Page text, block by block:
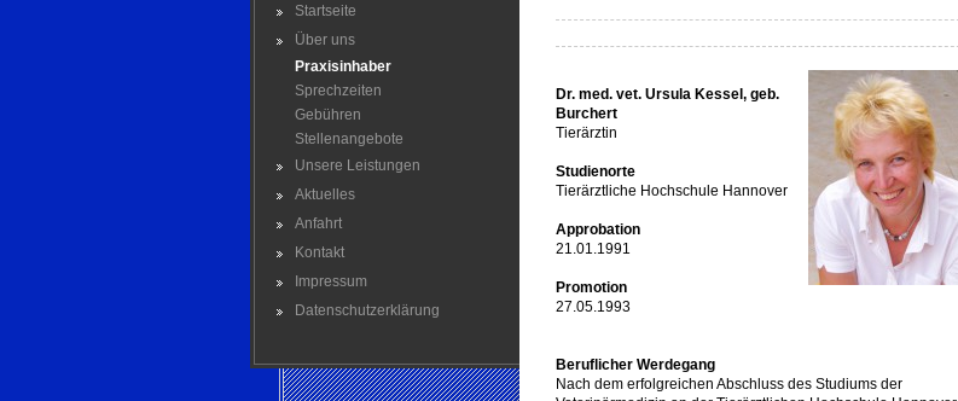
Startseite
Über uns
Praxisinhaber
Sprechzeiten
Gebühren
Stellenangebote
Unsere Leistungen
Aktuelles
Anfahrt
Kontakt
Impressum
Datenschutzerklärung
Dr. med. vet. Ursula Kessel, geb.
Burchert
Tierärztin
Studienorte
Tierärztliche Hochschule Hannover
Approbation
21.01.1991
Promotion
27.05.1993
Beruflicher Werdegang
Nach dem erfolgreichen Abschluss des Studiums der